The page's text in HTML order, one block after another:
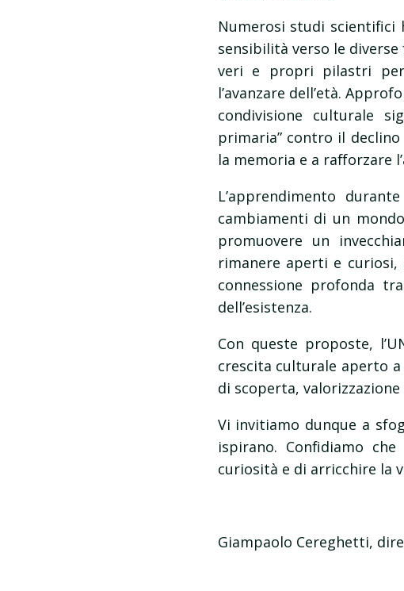
Numerosi studi
sensibilità verso le
veri e propri pilastri per
l’avanzare dell’età.
condivisione culturale
primaria” contro il
la memoria e a rafforzare
L’apprendimento
cambiamenti di un
promuovere un
rimanere aperti e
connessione profonda
dell’esistenza.
Con queste proposte,
crescita culturale aperto
di scoperta,
Vi invitiamo dunque a
ispirano. Confidiamo
curiosità e di arricchire la
Giampaolo Cereghetti,